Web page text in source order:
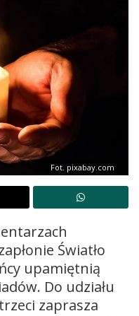
Fot. pixabay.com
Światło
upamiętnią
Do udziału
zaprasza